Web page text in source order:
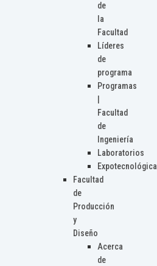
de
la
Facultad
Líderes
de
programa
Programas
Facultad
de
Ingeniería
Laboratorios
Expotecnológica
Facultad
de
Producción
y
Diseño
Acerca
de